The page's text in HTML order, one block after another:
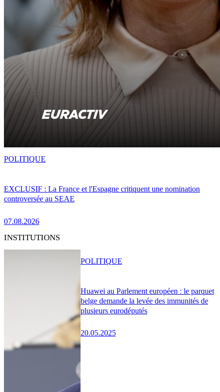
EXCLUSIF : La France et l'Espagne critiquent une nomination
controversée au SEAE
07.08.2026
POLITIQUE
INSTITUTIONS
Huawei au Parlement européen : le parquet
belge demande la levée des immunités de
plusieurs eurodéputés
20.05.2025
POLITIQUE